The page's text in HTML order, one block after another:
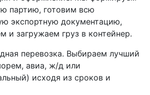
партию, готовим всю
экспортную документацию,
и загружаем груз в контейнер.
перевозка. Выбираем лучший
авиа, ж/д или
исходя из сроков и